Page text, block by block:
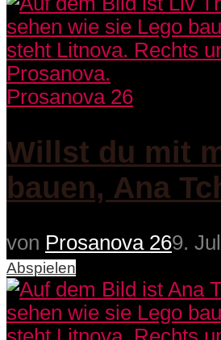
Prosanova 26
Willst du mit
bauen, Ana
von Prosanova 269.
Abspielen